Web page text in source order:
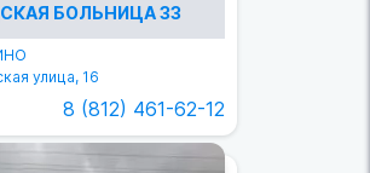
БОЛЬНИЦА 33
улица, 16
8 (812) 461-62-12